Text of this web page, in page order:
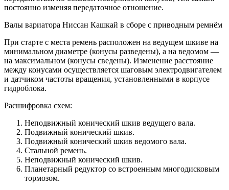
постоянно изменяя передаточное отношение.
Валы вариатора Ниссан Кашкай в сборе с приводным ремнём
При старте с места ремень расположен на ведущем шкиве на
минимальном диаметре (конусы разведены), а на ведомом —
на максимальном (конусы сведены). Изменение расстояние
между конусами осуществляется шаговым электродвигателем
и датчиком частоты вращения, установленными в корпусе
гидроблока.
Расшифровка схем:
Неподвижный конический шкив ведущего вала.
Подвижный конический шкив.
Подвижный конический шкив ведомого вала.
Стальной ремень.
Неподвижный конический шкив.
Планетарный редуктор со встроенным многодисковым
тормозом.